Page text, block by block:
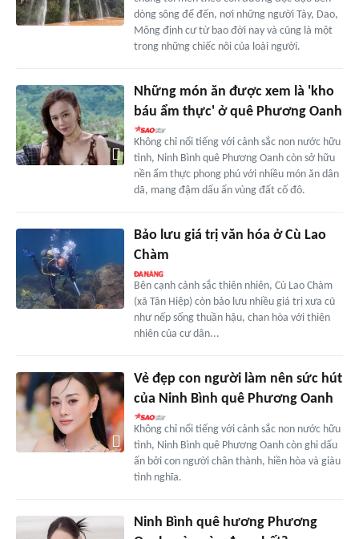
dòng sông để đến, nơi những người Tày, Dao,
Mông định cư từ bao đời nay và cũng là một
trong những chiếc nôi của loài người.
Những món ăn được xem là 'kho
báu ẩm thực' ở quê Phương Oanh
Không chỉ nổi tiếng với cảnh sắc non nước hữu
tình, Ninh Bình quê Phương Oanh còn sở hữu
nền ẩm thực phong phú với nhiều món ăn dân
dã, mang đậm dấu ấn vùng đất cố đô.
Bảo lưu giá trị văn hóa ở Cù Lao
Chàm
Bên cạnh cảnh sắc thiên nhiên, Cù Lao Chàm
(xã Tân Hiệp) còn bảo lưu nhiều giá trị xưa cũ
như nếp sống thuần hậu, chan hòa với thiên
nhiên của cư dân...
Vẻ đẹp con người làm nên sức hút
của Ninh Bình quê Phương Oanh
Không chỉ nổi tiếng với cảnh sắc non nước hữu
tình, Ninh Bình quê Phương Oanh còn ghi dấu
ấn bởi con người chân thành, hiền hòa và giàu
tình nghĩa.
Ninh Bình quê hương Phương